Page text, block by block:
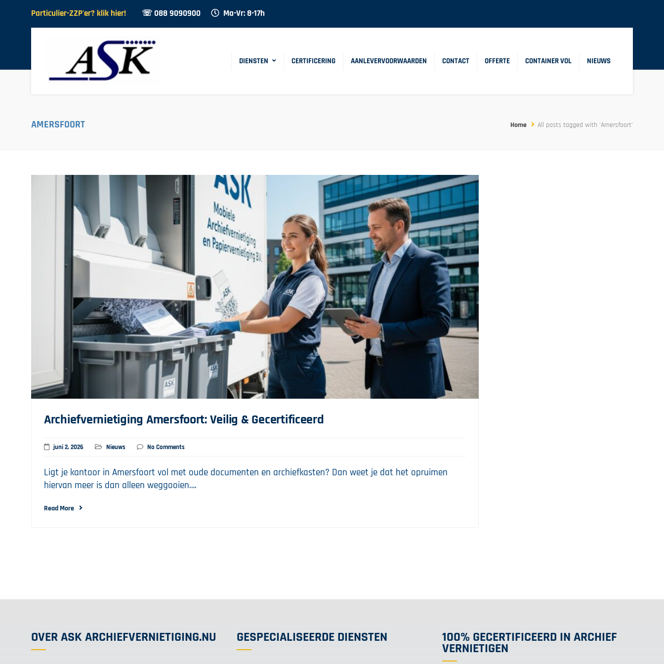
Particulier-ZZP'er? klik hier! ☏ 088 9090900 Ma-Vr: 8-17h
DIENSTEN CERTIFICERING AANLEVERVOORWAARDEN CONTACT OFFERTE CONTAINER VOL NIEUWS
AMERSFOORT Home All posts tagged with 'Amersfoort'
Archiefvernietiging Amersfoort: Veilig & Gecertificeerd
juni 2, 2026 Nieuws No Comments
Ligt je kantoor in Amersfoort vol met oude documenten en archiefkasten? Dan weet je dat het opruimen
hiervan meer is dan alleen weggooien….
Read More
OVER ASK ARCHIEFVERNIETIGING.NU GESPECIALISEERDE DIENSTEN 100% GECERTIFICEERD IN ARCHIEF
VERNIETIGEN